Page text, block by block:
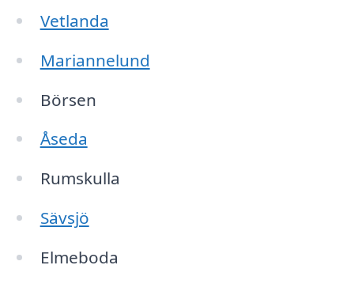
Vetlanda
Mariannelund
Börsen
Åseda
Rumskulla
Sävsjö
Elmeboda